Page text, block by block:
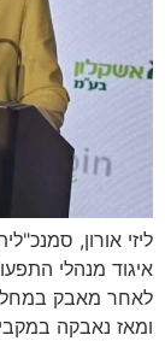
ליזי אורון,
איגוד מנהלי
ומאז נאבקה